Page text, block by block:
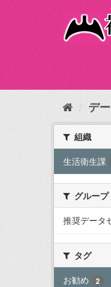
内
デ
組織
生活衛生課
グループ
推奨データ
タグ
お勧め
2